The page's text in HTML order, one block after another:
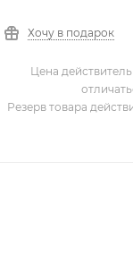
Хочу в подарок
Цена
Резерв товара